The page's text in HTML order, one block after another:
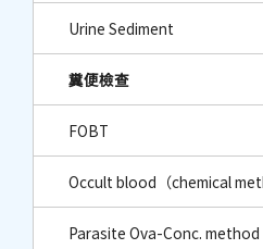
Urine Sediment
糞便檢查
FOBT
Occult blood（chemical
Parasite Ova-Conc. method